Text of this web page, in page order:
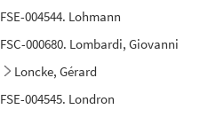
FSE-004544. Lohmann
FSC-000680. Lombardi, Giovanni
Loncke, Gérard
FSE-004545. Londron